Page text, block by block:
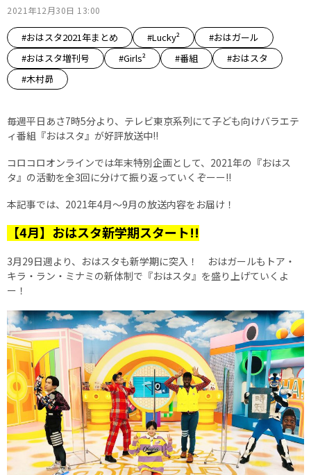
2021年12月30日 13:00
#おはスタ2021年まとめ #Lucky²
#おはガール
#おはスタ増刊号
#Girls² #番組
#おはスタ
#木村昴
毎週平日あさ7時5分より、テレビ東京系列にて子ども向けバラエテ
ィ番組『おはスタ』が好評放送中!!
コロコロオンラインでは年末特別企画として、2021年の『おはス
タ』の活動を全3回に分けて振り返っていくぞーー!!
本記事では、2021年4月～9月の放送内容をお届け！
【4月】おはスタ新学期スタート!!
3月29日週より、おはスタも新学期に突入！ おはガールもトア・
キラ・ラン・ミナミの新体制で『おはスタ』を盛り上げていくよ
ー！